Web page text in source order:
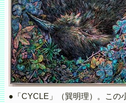
●「CYCLE」（巽明理）。この